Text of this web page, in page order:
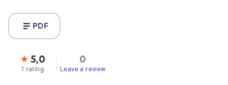
PDF
5,0
1 rating
0
Leave a review